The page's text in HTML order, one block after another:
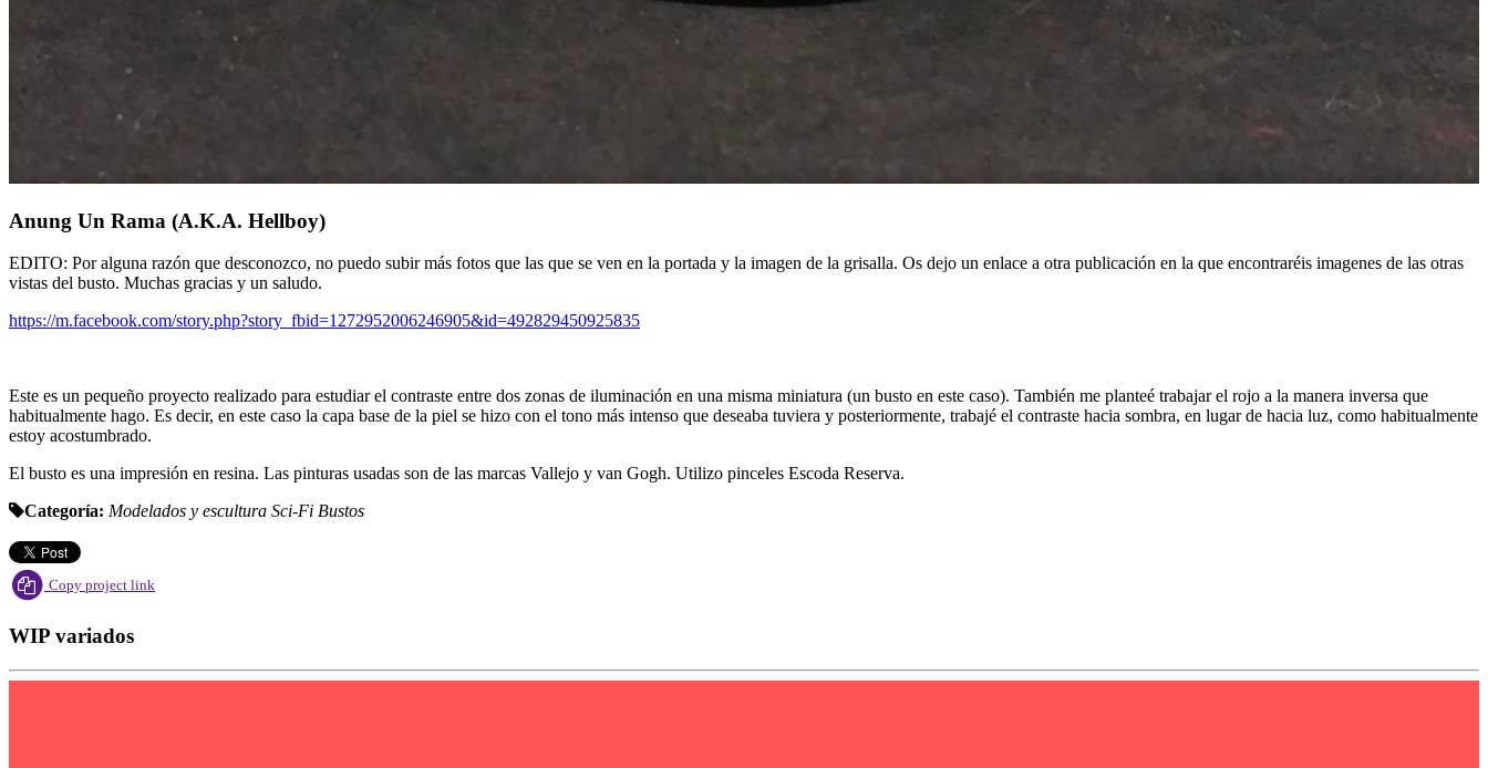
Anung Un Rama (A.K.A. Hellboy)
EDITO: Por alguna razón que desconozco, no puedo subir más fotos que las que se ven en la portada y la imagen de la grisalla. Os dejo un enlace a otra publicación en la que encontraréis imagenes de las otras
vistas del busto. Muchas gracias y un saludo.
https://m.facebook.com/story.php?story_fbid=1272952006246905&id=492829450925835
Este es un pequeño proyecto realizado para estudiar el contraste entre dos zonas de iluminación en una misma miniatura (un busto en este caso). También me planteé trabajar el rojo a la manera inversa que
habitualmente hago. Es decir, en este caso la capa base de la piel se hizo con el tono más intenso que deseaba tuviera y posteriormente, trabajé el contraste hacia sombra, en lugar de hacia luz, como habitualmente
estoy acostumbrado.
El busto es una impresión en resina. Las pinturas usadas son de las marcas Vallejo y van Gogh. Utilizo pinceles Escoda Reserva.
Categoría: Modelados y escultura Sci-Fi Bustos
Copy project link
WIP variados